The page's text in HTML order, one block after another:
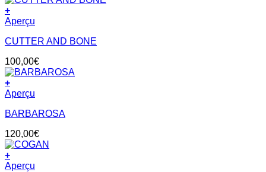
+
Aperçu
CUTTER AND BONE
100,00€
+
Aperçu
BARBAROSA
120,00€
+
Aperçu